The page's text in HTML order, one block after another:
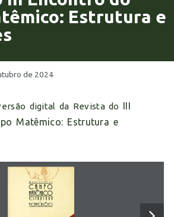
Estrutura e
de 2024
digital da Revista do III
Matêmico: Estrutura e
S30SK3AK3J
-
3
~~n1n~1s3
OJIW31UW
~ OJ
W U
J